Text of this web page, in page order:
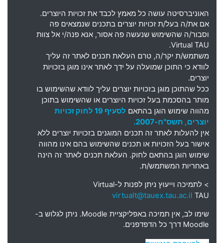
האוניברסיטה עושה כל מאמץ לכבד את זכויות היוצרים.
אם את/ה בעל/ת זכויות יוצרים בתכנים שנמצאים פה
וסבור/ה שהשימוש שנעשה פה אסור, אנא פנה/י אל צוות
Virtual TAU.
משתמש/ת יקר/ה, טרם העלאת תכנים לאתר זה עליך
לוודא כי התוכן שמועלה על ידך לאתר אינו מוגן בזכויות
יוצרים.
ככל שהתוכן מוגן בזכויות יוצרים עליך לוודא שהשימוש בו
מותר בהסכמת בעל זכויות היוצרים או שהשימוש בתוכן
מהווה שימוש הוגן בהתאם
לסעיף 19 לחוק זכויות
יוצרים, תשס"ח-2007.
אין להעלות לאתר זה תכנים המוגנים בזכויות יוצרים ללא
אישור בעל הזכויות או תכנים שהשימוש בהם אינו מהווה
שימוש הוגן בהתאם לחוק. העלאת תכנים לאתר זה הינה
באחריות המשתמש/ת.
> לתמיכה וייעוץ ניתן לפנות ל-Virtual
TAU
virtualt@tauex.tau.ac.il
שימו לב, אין תמיכה באפליקציית Moodle. ניתן לגלוש ב-
Moodle דרך כל הדפדפנים.